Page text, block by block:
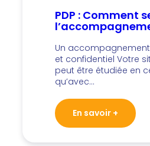
PDP : Comment
Un
et confidentiel Votre
peut être étudiée en
qu’avec…
En savoir +